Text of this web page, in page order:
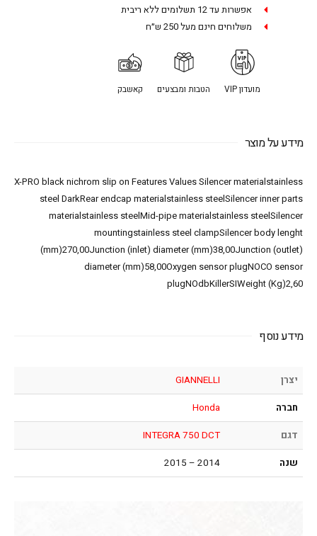
אפשרות עד 12 תשלומים ללא ריבית
משלוחים חינם מעל 250 ש״ח
מועדון VIP הטבות ומבצעים קאשבק
מידע על מוצר
X-PRO black nichrom slip on Features Values Silencer materialstainless
steel DarkRear endcap materialstainless steelSilencer inner parts
materialstainless steelMid-pipe materialstainless steelSilencer
mountingstainless steel clampSilencer body lenght
(mm)270,00Junction (inlet) diameter (mm)38,00Junction (outlet)
diameter (mm)58,00Oxygen sensor plugNOCO sensor
plugNOdbKillerSIWeight (Kg)2,60
מידע נוסף
יצרן
GIANNELLI
חברה
Honda
דגם
INTEGRA 750 DCT
שנה
2014 – 2015